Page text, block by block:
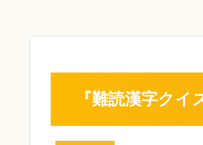
『難読漢字クイ